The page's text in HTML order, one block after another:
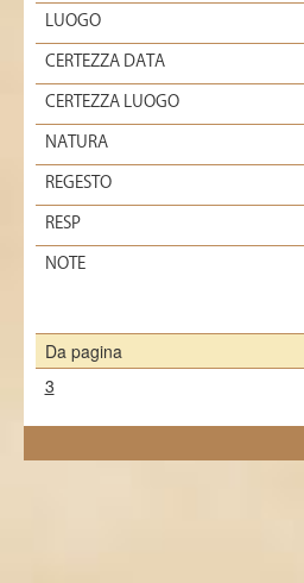
LUOGO
CERTEZZA DATA
CERTEZZA LUOGO
NATURA
REGESTO
RESP
NOTE
Da pagina
3